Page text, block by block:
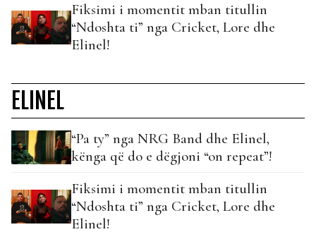
Fiksimi i momentit mban titullin
“Ndoshta ti” nga Cricket, Lore dhe
Elinel!
ELINEL
“Pa ty” nga NRG Band dhe Elinel,
kënga që do e dëgjoni “on repeat”!
Fiksimi i momentit mban titullin
“Ndoshta ti” nga Cricket, Lore dhe
Elinel!